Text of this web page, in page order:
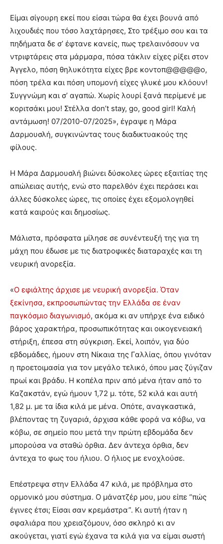
Είμαι σίγουρη εκεί που είσαι τώρα θα έχει βουνά από
λιχουδιές που τόσο λαχτάρησες, Στο τρέξιμο σου και τα
πηδήματα δε σ’ έφτανε κανείς, πως τρελαινόσουν να
ντριφτάρεις στα μάρμαρα, πόσα τάκλιν είχες ρίξει στον
Άγγελο, πόση θηλυκότητα είχες βρε κοντοπ@@@@@ο,
πόση τρέλα και πόση υπομονή είχες γλυκέ μου κλόουν!
Συγγνώμη και σ’ αγαπώ. Χωρίς λουρί ξανά περίμενέ με
κοριτσάκι μου! Στέλλα don’t stay, go, good girl! Καλή
αντάμωση! 07/2010-07/2025», έγραψε η Μάρα
Δαρμουσλή, συγκινώντας τους διαδικτυακούς της
φίλους.
Η Μάρα Δαρμουσλή βιώνει δύσκολες ώρες εξαιτίας της
απώλειας αυτής, ενώ στο παρελθόν έχει περάσει και
άλλες δύσκολες ώρες, τις οποίες έχει εξομολογηθεί
κατά καιρούς και δημοσίως.
Μάλιστα, πρόσφατα μίλησε σε συνέντευξή της για τη
μάχη που έδωσε με τις διατροφικές διαταραχές και τη
νευρική ανορεξία.
«Ο εφιάλτης άρχισε με νευρική ανορεξία. Όταν
ξεκίνησα, εκπροσωπώντας την Ελλάδα σε έναν
παγκόσμιο διαγωνισμό, ακόμα κι αν υπήρχε ένα ειδικό
βάρος χαρακτήρα, προσωπικότητας και οικογενειακή
στήριξη, έπεσα στη σύγκριση. Εκεί, λοιπόν, για δύο
εβδομάδες, ήμουν στη Νίκαια της Γαλλίας, όπου γινόταν
η προετοιμασία για τον μεγάλο τελικό, όπου μας ζύγιζαν
πρωί και βράδυ. Η κοπέλα πριν από μένα ήταν από το
Καζακστάν, εγώ ήμουν 1,72 μ. τότε, 52 κιλά και αυτή
1,82 μ. με τα ίδια κιλά με μένα. Οπότε, αναγκαστικά,
βλέποντας τη ζυγαριά, άρχισα κάθε φορά να κόβω, να
κόβω, σε σημείο που μετά την πρώτη εβδομάδα δεν
μπορούσα να σταθώ όρθια. Δεν άντεχα όρθια, δεν
άντεχα το φως του ήλιου. Ο ήλιος με ενοχλούσε.
Επέστρεψα στην Ελλάδα 47 κιλά, με πρόβλημα στο
ορμονικό μου σύστημα. Ο μάνατζέρ μου, μου είπε “πώς
έγινες έτσι; Είσαι σαν κρεμάστρα”. Κι αυτή ήταν η
σφαλιάρα που χρειαζόμουν, όσο σκληρό κι αν
ακούγεται, γιατί εγώ έχανα τα κιλά για να είμαι σωστή